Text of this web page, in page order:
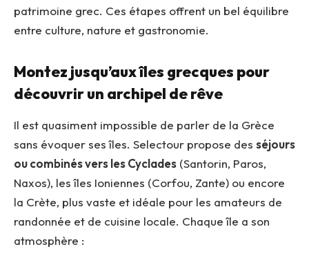
patrimoine grec. Ces étapes offrent un bel équilibre
entre culture, nature et gastronomie.
Montez jusqu’aux îles grecques pour
découvrir un archipel de rêve
Il est quasiment impossible de parler de la Grèce
sans évoquer ses îles. Selectour propose des séjours
ou combinés vers les Cyclades (Santorin, Paros,
Naxos), les îles Ioniennes (Corfou, Zante) ou encore
la Crète, plus vaste et idéale pour les amateurs de
randonnée et de cuisine locale. Chaque île a son
atmosphère :